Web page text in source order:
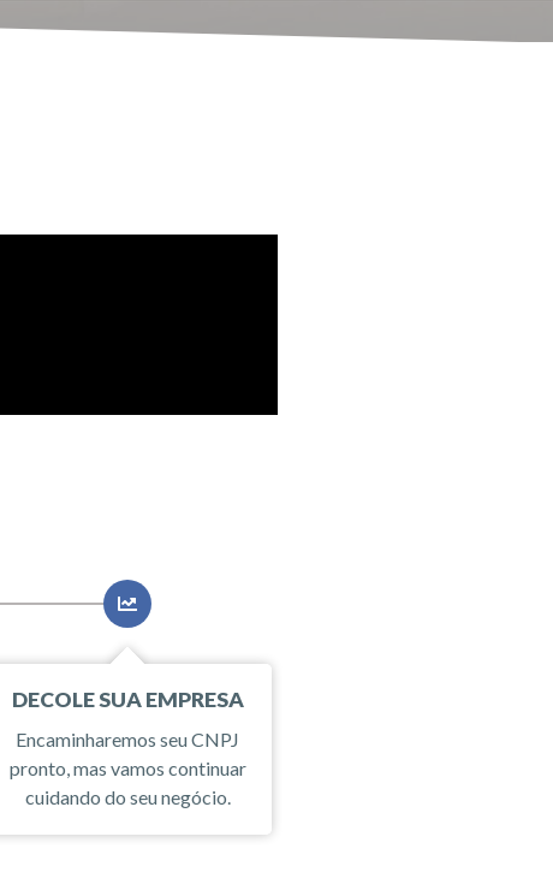
DECOLE SUA EMPRESA
Encaminharemos seu CNPJ
pronto, mas vamos continuar
cuidando do seu negócio.